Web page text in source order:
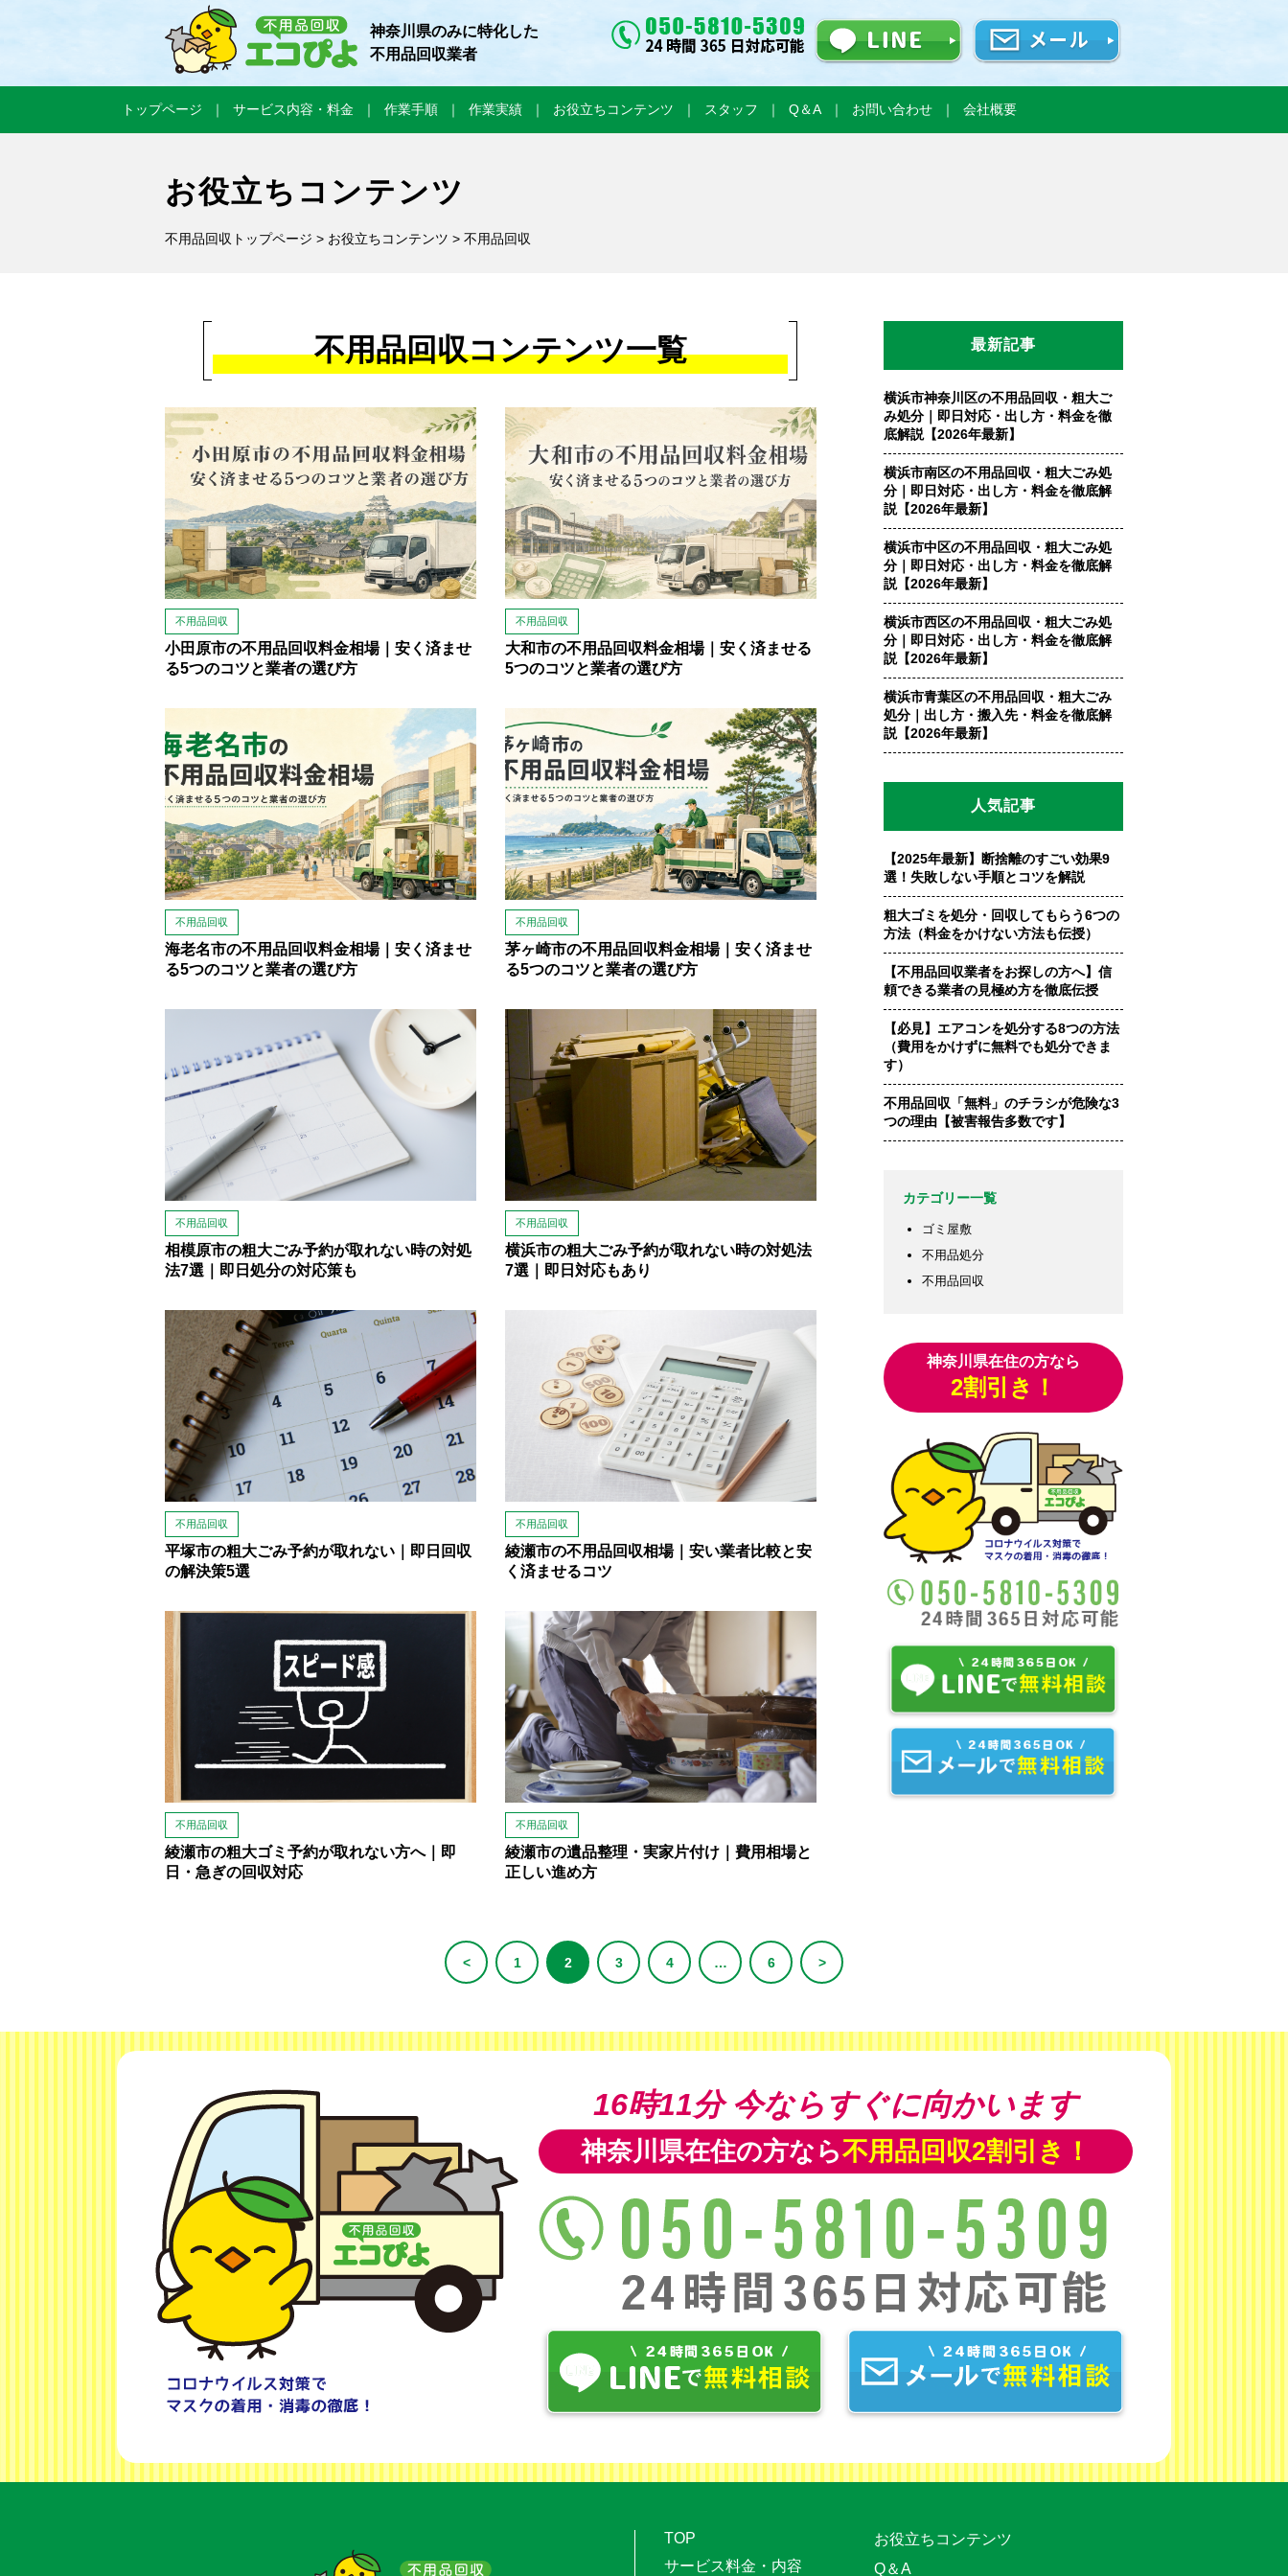
神奈川県のみに特化した
不用品回収業者
トップページ サービス内容・料金 作業手順 作業実績 お役立ちコンテンツ スタッフ Q＆A お問い合わせ 会社概要
お役立ちコンテンツ
不用品回収トップページ > お役立ちコンテンツ > 不用品回収
不用品回収コンテンツ一覧
不用品回収
小田原市の不用品回収料金相場｜安く済ませ
る5つのコツと業者の選び方
不用品回収
大和市の不用品回収料金相場｜安く済ませる
5つのコツと業者の選び方
不用品回収
海老名市の不用品回収料金相場｜安く済ませ
る5つのコツと業者の選び方
不用品回収
茅ヶ崎市の不用品回収料金相場｜安く済ませ
る5つのコツと業者の選び方
不用品回収
相模原市の粗大ごみ予約が取れない時の対処
法7選｜即日処分の対応策も
不用品回収
横浜市の粗大ごみ予約が取れない時の対処法
7選｜即日対応もあり
不用品回収
平塚市の粗大ごみ予約が取れない｜即日回収
の解決策5選
不用品回収
綾瀬市の不用品回収相場｜安い業者比較と安
く済ませるコツ
不用品回収
綾瀬市の粗大ゴミ予約が取れない方へ｜即
日・急ぎの回収対応
不用品回収
綾瀬市の遺品整理・実家片付け｜費用相場と
正しい進め方
< 1 2 3 4 … 6 >
最新記事
横浜市神奈川区の不用品回収・粗大ご
み処分｜即日対応・出し方・料金を徹
底解説【2026年最新】
横浜市南区の不用品回収・粗大ごみ処
分｜即日対応・出し方・料金を徹底解
説【2026年最新】
横浜市中区の不用品回収・粗大ごみ処
分｜即日対応・出し方・料金を徹底解
説【2026年最新】
横浜市西区の不用品回収・粗大ごみ処
分｜即日対応・出し方・料金を徹底解
説【2026年最新】
横浜市青葉区の不用品回収・粗大ごみ
処分｜出し方・搬入先・料金を徹底解
説【2026年最新】
人気記事
【2025年最新】断捨離のすごい効果9
選！失敗しない手順とコツを解説
粗大ゴミを処分・回収してもらう6つの
方法（料金をかけない方法も伝授）
【不用品回収業者をお探しの方へ】信
頼できる業者の見極め方を徹底伝授
【必見】エアコンを処分する8つの方法
（費用をかけずに無料でも処分できま
す）
不用品回収「無料」のチラシが危険な3
つの理由【被害報告多数です】
カテゴリー一覧
ゴミ屋敷
不用品処分
不用品回収
神奈川県在住の方なら
2割引き！
16時11分 今ならすぐに向かいます
神奈川県在住の方なら不用品回収2割引き！
TOP
サービス料金・内容
お役立ちコンテンツ
Q＆A